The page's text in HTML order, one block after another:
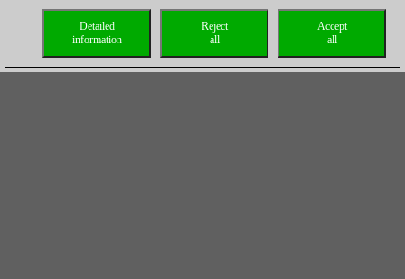
Accept
all
Reject
all
Detailed
information